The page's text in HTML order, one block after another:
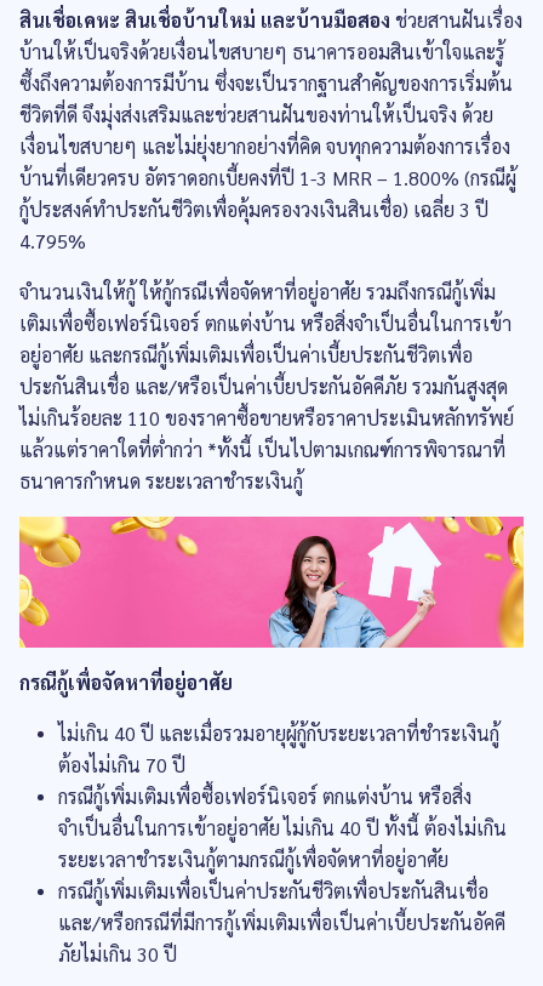
สินเชื่อเคหะ สินเชื่อบ้านใหม่ และบ้านมือสอง ช่วยสานฝันเรื่อง
บ้านให้เป็นจริงด้วยเงื่อนไขสบายๆ ธนาคารออมสินเข้าใจและรู้
ซึ้งถึงความต้องการมีบ้าน ซึ่งจะเป็นรากฐานสำคัญของการเริ่มต้น
ชีวิตที่ดี จึงมุ่งส่งเสริมและช่วยสานฝันของท่านให้เป็นจริง ด้วย
เงื่อนไขสบายๆ และไม่ยุ่งยากอย่างที่คิด จบทุกความต้องการเรื่อง
บ้านที่เดียวครบ อัตราดอกเบี้ยคงที่ปี 1-3 MRR – 1.800% (กรณีผู้
กู้ประสงค์ทำประกันชีวิตเพื่อคุ้มครองวงเงินสินเชื่อ) เฉลี่ย 3 ปี
4.795%
จำนวนเงินให้กู้ ให้กู้กรณีเพื่อจัดหาที่อยู่อาศัย รวมถึงกรณีกู้เพิ่ม
เติมเพื่อซื้อเฟอร์นิเจอร์ ตกแต่งบ้าน หรือสิ่งจำเป็นอื่นในการเข้า
อยู่อาศัย และกรณีกู้เพิ่มเติมเพื่อเป็นค่าเบี้ยประกันชีวิตเพื่อ
ประกันสินเชื่อ และ/หรือเป็นค่าเบี้ยประกันอัคคีภัย รวมกันสูงสุด
ไม่เกินร้อยละ 110 ของราคาซื้อขายหรือราคาประเมินหลักทรัพย์
แล้วแต่ราคาใดที่ต่ำกว่า *ทั้งนี้ เป็นไปตามเกณฑ์การพิจารณาที่
ธนาคารกำหนด ระยะเวลาชำระเงินกู้
กรณีกู้เพื่อจัดหาที่อยู่อาศัย
ไม่เกิน 40 ปี และเมื่อรวมอายุผู้กู้กับระยะเวลาที่ชำระเงินกู้
ต้องไม่เกิน 70 ปี
กรณีกู้เพิ่มเติมเพื่อซื้อเฟอร์นิเจอร์ ตกแต่งบ้าน หรือสิ่ง
จำเป็นอื่นในการเข้าอยู่อาศัยไม่เกิน 40 ปี ทั้งนี้ ต้องไม่เกิน
ระยะเวลาชำระเงินกู้ตามกรณีกู้เพื่อจัดหาที่อยู่อาศัย
กรณีกู้เพิ่มเติมเพื่อเป็นค่าประกันชีวิตเพื่อประกันสินเชื่อ
และ/หรือกรณีที่มีการกู้เพิ่มเติมเพื่อเป็นค่าเบี้ยประกันอัคคี
ภัยไม่เกิน 30 ปี